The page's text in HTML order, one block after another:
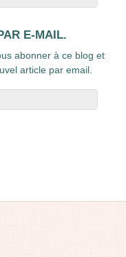
E-MAIL.
abonner à ce blog et
article par email.